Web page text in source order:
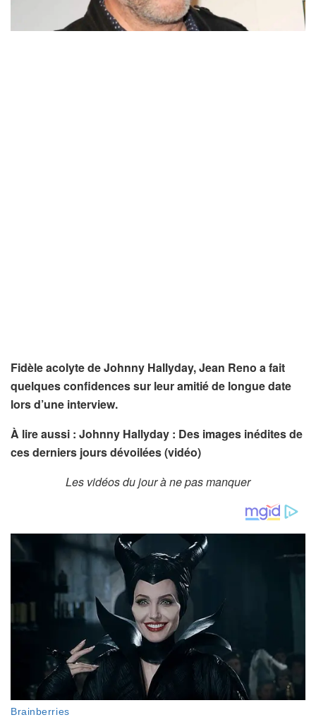
Fidèle acolyte de Johnny Hallyday, Jean Reno a fait
quelques confidences sur leur amitié de longue date
lors d’une interview.
À lire aussi : Johnny Hallyday : Des images inédites de
ces derniers jours dévoilées (vidéo)
Les vidéos du jour à ne pas manquer